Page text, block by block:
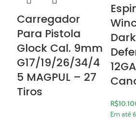
Carregador
Para Pistola
Glock Cal. 9mm
G17/19/26/34/4
5 MAGPUL – 27
Tiros
R$
Em até